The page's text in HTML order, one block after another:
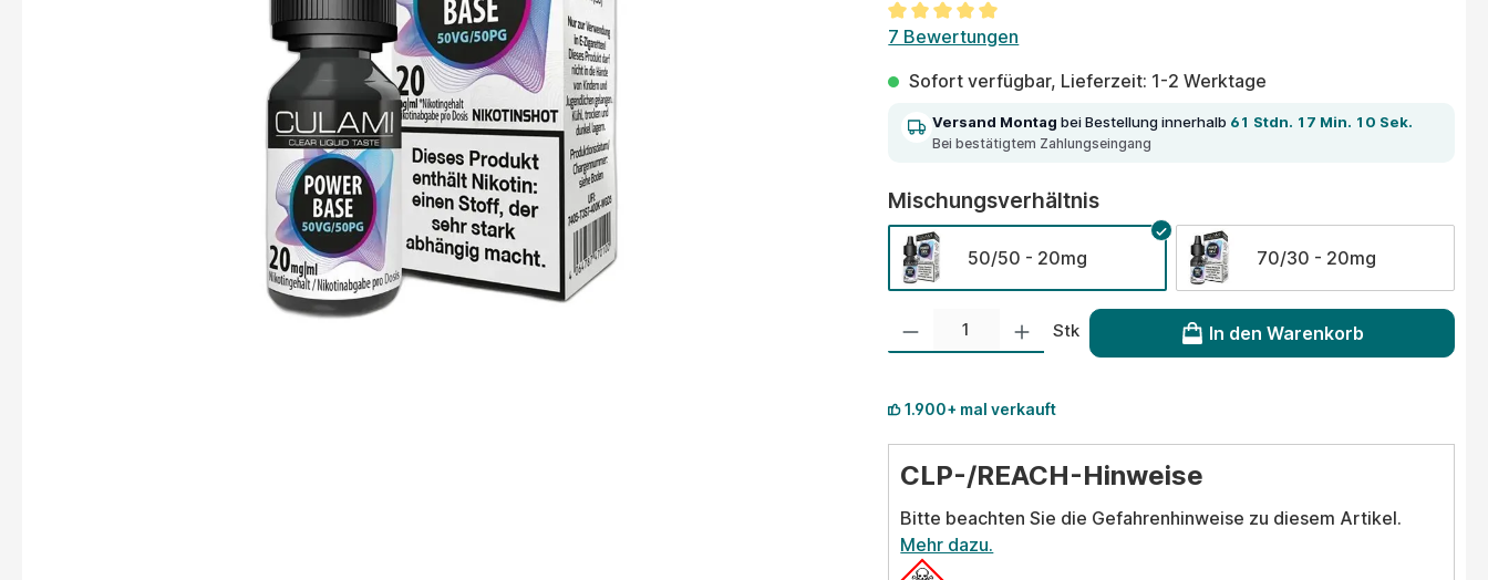
Durchschnittliche Bewertung von 5 von 5 Sternen
7 Bewertungen
Sofort verfügbar, Lieferzeit: 1-2 Werktage
Versand Montag bei Bestellung innerhalb 61 Stdn. 17 Min. 10 Sek.
Bei bestätigtem Zahlungseingang
Mischungsverhältnisauswählen
50/50 - 20mg 70/30 - 20mg
Produkt Anzahl: Gib den gewünschten Wert ein oder benutze die Schaltflächen um die
Stk In den Warenkorb
1.900+ mal verkauft
CLP-/REACH-Hinweise
Bitte beachten Sie die Gefahrenhinweise zu diesem Artikel.
Mehr dazu.